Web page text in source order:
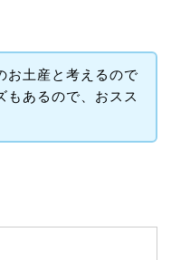
お土産と考えるので
もあるので、おスス